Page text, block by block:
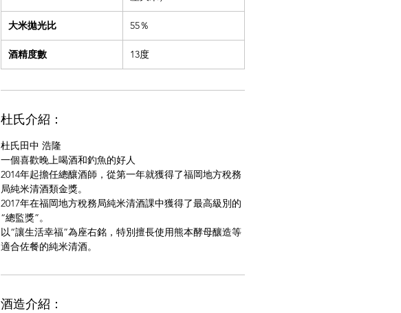
大米拋光比 55％
酒精度數 13度
杜氏介紹：
杜氏田中 浩隆
一個喜歡晚上喝酒和釣魚的好人
2014年起擔任總釀酒師，從第一年就獲得了福岡地方稅務
局純米清酒類金獎。
2017年在福岡地方稅務局純米清酒課中獲得了最高級別的
“總監獎”。
以“讓生活幸福”為座右銘，特別擅長使用熊本酵母釀造等
適合佐餐的純米清酒。
酒造介紹：